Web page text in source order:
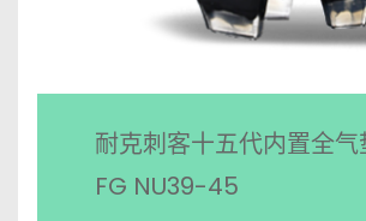
耐克刺客十五代内置全
FG NU39-45